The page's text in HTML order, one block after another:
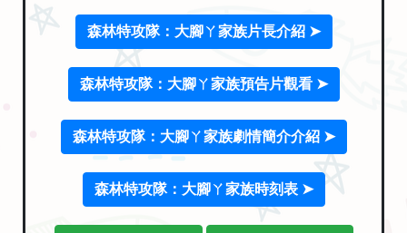
森林特攻隊：大腳ㄚ家族片長介紹 ➤
森林特攻隊：大腳ㄚ家族預告片觀看 ➤
森林特攻隊：大腳ㄚ家族劇情簡介介紹 ➤
森林特攻隊：大腳ㄚ家族時刻表 ➤